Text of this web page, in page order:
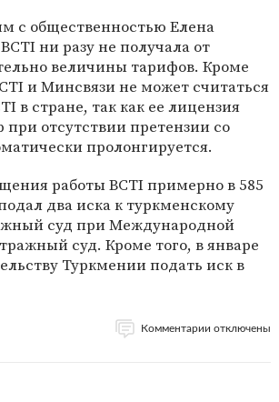
с общественностью Елена
ни разу не получала от
величины тарифов. Кроме
и Минсвязи не может считаться
в стране, так как ее лицензия
при отсутствии претензии со
пролонгируется.
работы BCTI примерно в 585
два иска к туркменскому
суд при Международной
суд. Кроме того, в январе
Туркмении подать иск в
Комментарии отключены